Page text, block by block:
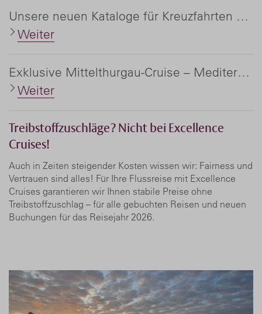
Unsere neuen Kataloge für Kreuzfahrten und Flussreisen weltweit
Weiter
Exklusive Mittelthurgau-Cruise – Mediterranea '27
Weiter
Treibstoffzuschläge? Nicht bei Excellence
Cruises!
Auch in Zeiten steigender Kosten wissen wir: Fairness und
Vertrauen sind alles! Für Ihre Flussreise mit Excellence
Cruises garantieren wir Ihnen stabile Preise ohne
Treibstoffzuschlag – für alle gebuchten Reisen und neuen
Buchungen für das Reisejahr 2026.